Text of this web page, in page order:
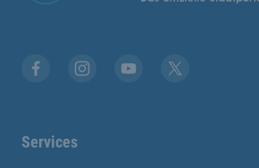
Services